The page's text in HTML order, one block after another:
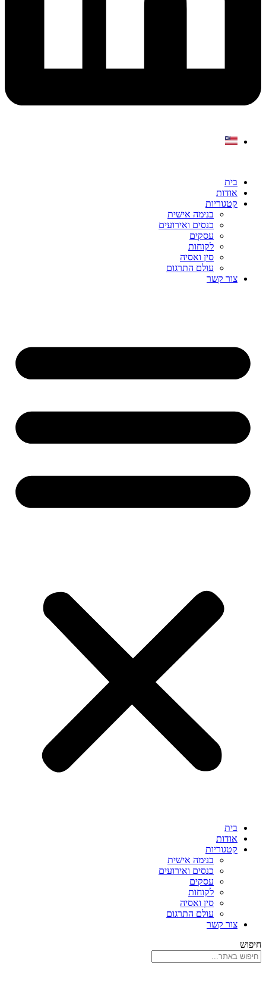
בית
אודות
קטגוריות
בנימה אישית
כנסים ואירועים
עסקים
לקוחות
סין ואסיה
עולם התרגום
צור קשר
בית
אודות
קטגוריות
בנימה אישית
כנסים ואירועים
עסקים
לקוחות
סין ואסיה
עולם התרגום
צור קשר
חיפוש